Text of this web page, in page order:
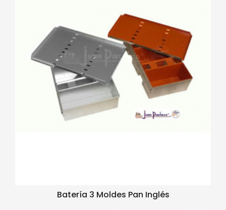
Batería 3 Moldes Pan Inglés